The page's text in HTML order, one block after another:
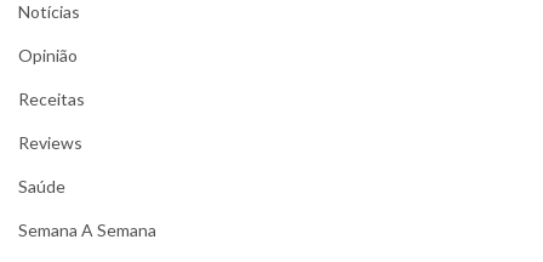
Notícias
Opinião
Receitas
Reviews
Saúde
Semana A Semana